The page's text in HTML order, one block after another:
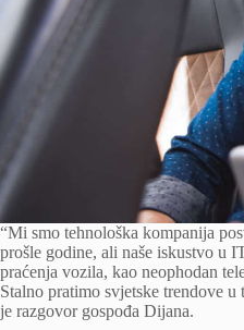
“Mi smo tehnološka kompanija
prošle godine, ali naše iskustvo u
praćenja vozila, kao neophodan
Stalno pratimo svjetske trendove
je razgovor gospođa Dijana.